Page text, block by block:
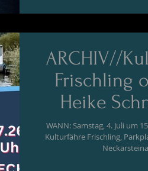
Steinbach Platz nehmen,
Ziegelhausens Zentrum zur
uns in die Welt des
ARCHIV//
Frischling
Heike
Daniel
Bord
WANN: Samstag, 4. Juli um
Kulturfähre Frischling,